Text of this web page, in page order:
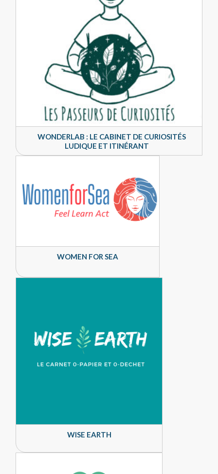
WONDERLAB : LE CABINET DE CURIOSITÉS
LUDIQUE ET ITINÉRANT
WOMEN FOR SEA
WISE EARTH